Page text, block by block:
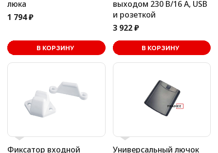
люка
1 794 ₽
В КОРЗИНУ
выходом 230 В/16 А, USB
и розеткой
3 922 ₽
В КОРЗИНУ
В корзине
Фиксатор входной
Универсальный лючок